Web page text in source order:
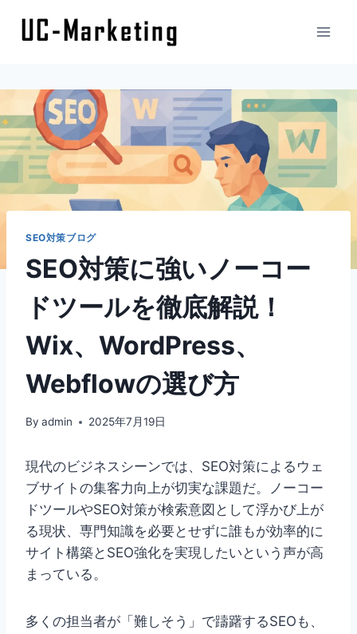
ッ
プ
SEO対策ブログ
SEO対策に強いノーコー
ドツールを徹底解説！
Wix、WordPress、
Webflowの選び方
By admin 2025年7月19日
現代のビジネスシーンでは、SEO対策によるウェ
ブサイトの集客力向上が切実な課題だ。ノーコー
ドツールやSEO対策が検索意図として浮かび上が
る現状、専門知識を必要とせずに誰もが効率的に
サイト構築とSEO強化を実現したいという声が高
まっている。
多くの担当者が「難しそう」で躊躇するSEOも、